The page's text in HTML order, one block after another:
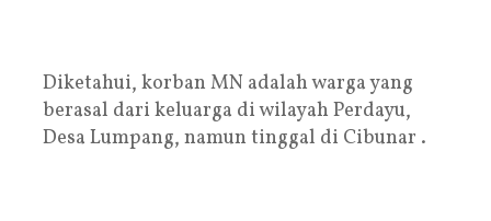
Diketahui, korban MN adalah warga yang
berasal dari keluarga di wilayah Perdayu,
Desa Lumpang, namun tinggal di Cibunar .